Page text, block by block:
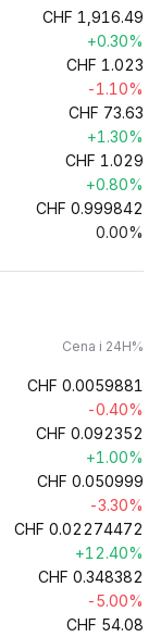
CHF 1,916.49
+0.30%
CHF 1.023
-1.10%
CHF 73.63
+1.30%
CHF 1.029
+0.80%
CHF 0.999842
0.00%
Cena i 24H%
CHF 0.0059881
-0.40%
CHF 0.092352
+1.00%
CHF 0.050999
-3.30%
CHF 0.02274472
+12.40%
CHF 0.348382
-5.00%
CHF 54.08